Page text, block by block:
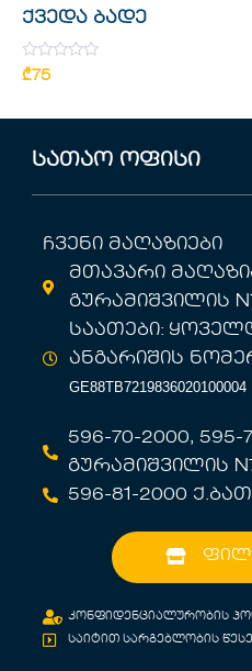
ქვედა ბადე
Rated
0
₾75
სათაო ოფისი
ჩვენი მაღაზიები
მთავარი
გურამიშვილის
საათები:
ანგარიშის
GE88TB7219836020100004
596-70-2000,
გურამიშვილის
596-81-2000
კონფიდენციალურობის
საიტით სარგებლობის